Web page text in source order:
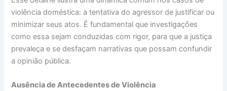
violência doméstica: a tentativa do agressor de justificar ou
minimizar seus atos. É fundamental que investigações
como essa sejam conduzidas com rigor, para que a justiça
prevaleça e se desfaçam narrativas que possam confundir
a opinião pública.
Ausência de Antecedentes de Violência